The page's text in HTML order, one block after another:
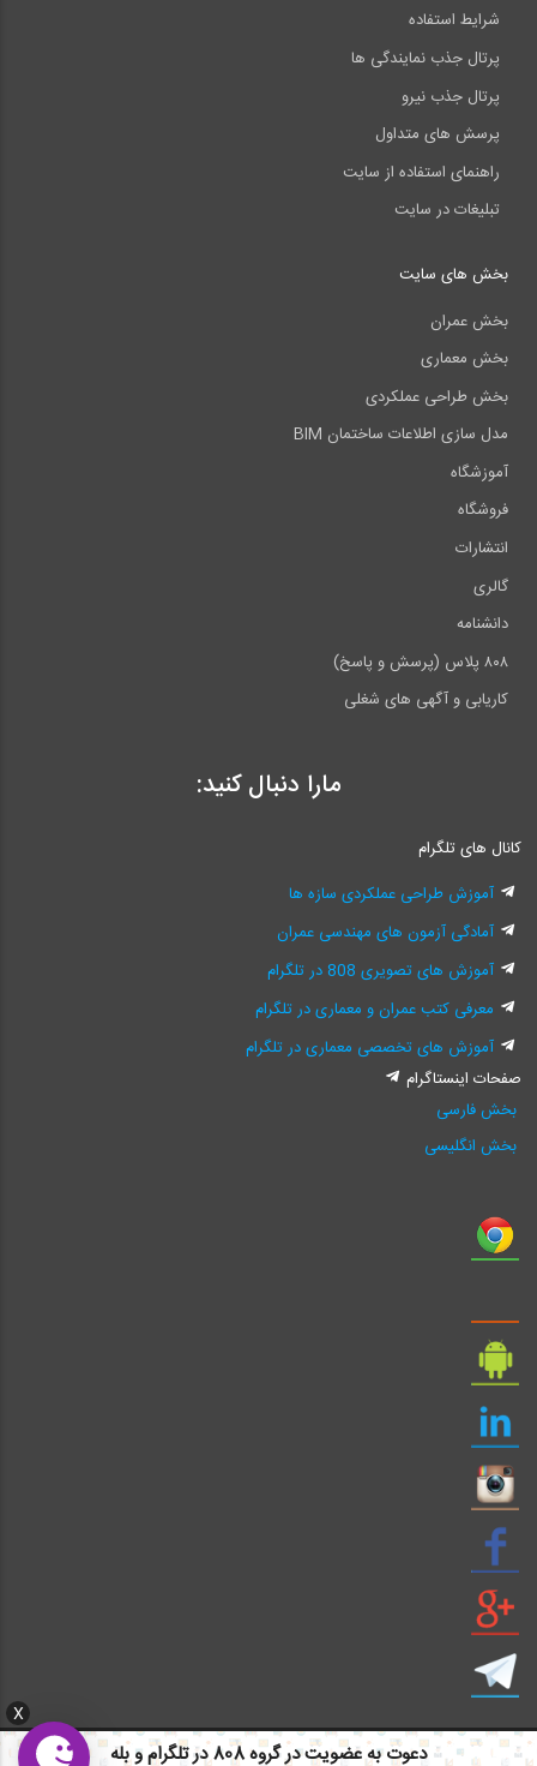
X
دعوت به عضویت در گروه 808 در تلگرام و بله
شرایط استفاده
پرتال جذب نمایندگی ها
پرتال جذب نیرو
پرسش های متداول
راهنمای استفاده از سایت
تبلیغات در سایت
بخش های سایت
بخش عمران
بخش معماری
بخش طراحی عملکردی
مدل سازی اطلاعات ساختمان BIM
آموزشگاه
فروشگاه
انتشارات
گالری
دانشنامه
۸۰۸ پلاس (پرسش و پاسخ)
کاریابی و آگهی های شغلی
مارا دنبال کنید:
کانال های تلگرام
آموزش طراحی عملکردی سازه ها
آمادگی آزمون های مهندسی عمران
آموزش های تصویری 808 در تلگرام
معرفی کتب عمران و معماری در تلگرام
آموزش های تخصصی معماری در تلگرام
صفحات اینستاگرام
بخش فارسی
بخش انگلیسی